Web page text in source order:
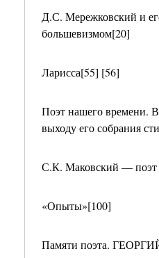
Д.С. Мережковский и
большевизмом[20]
Ларисса[55] [56]
Поэт нашего времени.
выходу его собрания
С.К. Маковский — поэт
«Опыты»[100]
Памяти поэта.